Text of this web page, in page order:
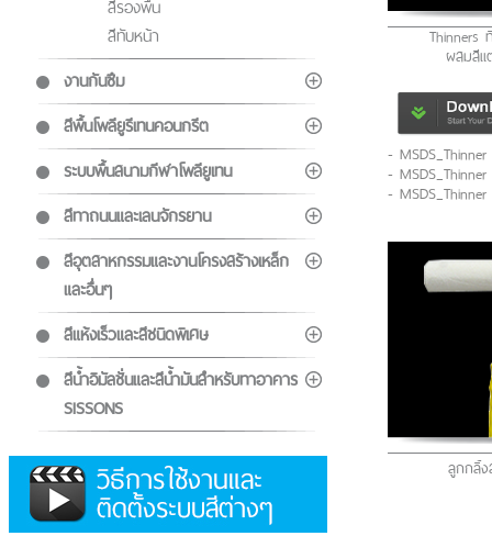
สีรองพื้น
สีทับหน้า
งานกันซึม
สีพื้นโพลียูรีเทนคอนกรีต
ระบบพื้นสนามกีฬาโพลียูเทน
สีทาถนนและเลนจักรยาน
สีอุตสาหกรรมและงานโครงสร้างเหล็ก
และอื่นๆ
สีแห้งเร็วและสีชนิดพิเศษ
สีน้ำอิมัลชั่นและสีน้ำมันสำหรับทาอาคาร
SISSONS
Thinners
ผสมสีแ
-
-
- MSDS_Thinner
ลูกกลิ้ง